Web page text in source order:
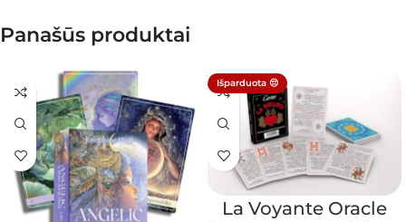
Panašūs produktai
Išparduota 😔
La Voyante Oracle